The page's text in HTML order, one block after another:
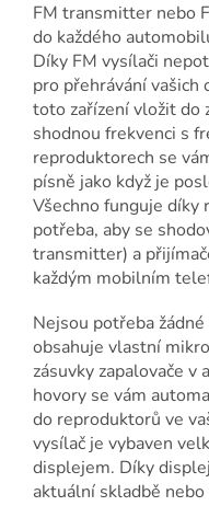
FM transmitter nebo
do každého
Díky FM vysílači
pro přehrávání vašich
toto zařízení vložit do
shodnou frekvenci s
reproduktorech se
písně jako když je
Všechno funguje díky
potřeba, aby se
transmitter) a
každým mobilním
Nejsou potřeba
obsahuje vlastní
zásuvky zapalovače
hovory se vám
do reproduktorů ve
vysílač je vybaven
displejem. Díky
aktuální skladbě